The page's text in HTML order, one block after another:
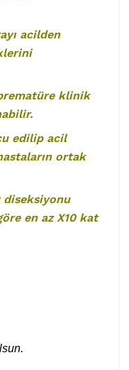
acilden
klinik
edilip acil
ortak
en az X10 kat